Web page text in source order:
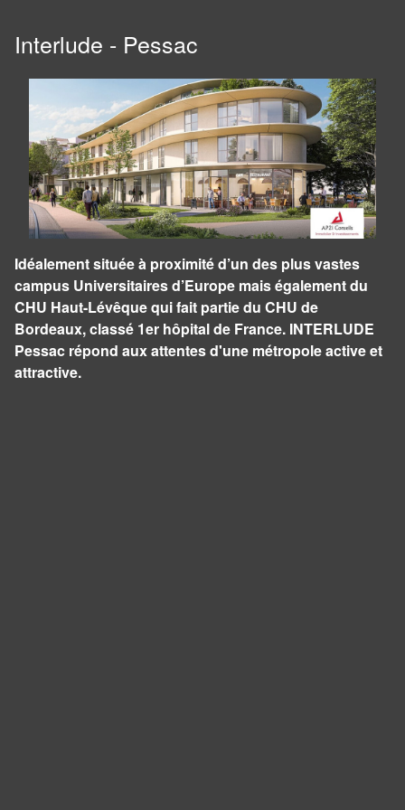
Interlude - Pessac
Idéalement située à proximité d’un des plus vastes
campus Universitaires d’Europe mais également du
CHU Haut-Lévêque qui fait partie du CHU de
Bordeaux, classé 1er hôpital de France. INTERLUDE
Pessac répond aux attentes d'une métropole active et
attractive.